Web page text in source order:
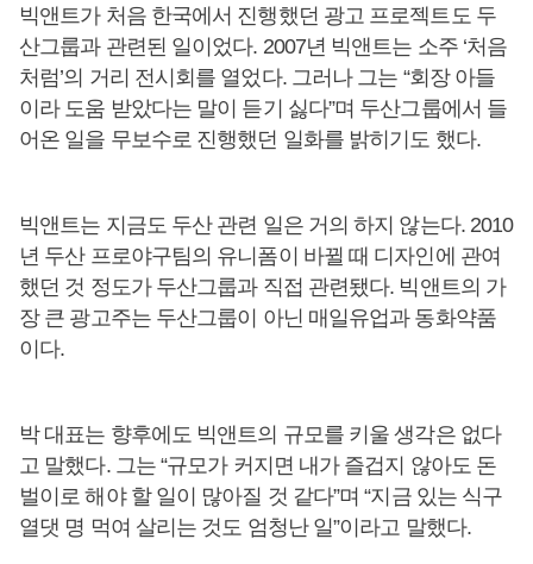
빅앤트가 처음 한국에서 진행했던 광고 프로젝트도 두
산그룹과 관련된 일이었다. 2007년 빅앤트는 소주 ‘처음
처럼’의 거리 전시회를 열었다. 그러나 그는 “회장 아들
이라 도움 받았다는 말이 듣기 싫다”며 두산그룹에서 들
어온 일을 무보수로 진행했던 일화를 밝히기도 했다.
빅앤트는 지금도 두산 관련 일은 거의 하지 않는다. 2010
년 두산 프로야구팀의 유니폼이 바뀔 때 디자인에 관여
했던 것 정도가 두산그룹과 직접 관련됐다. 빅앤트의 가
장 큰 광고주는 두산그룹이 아닌 매일유업과 동화약품
이다.
박 대표는 향후에도 빅앤트의 규모를 키울 생각은 없다
고 말했다. 그는 “규모가 커지면 내가 즐겁지 않아도 돈
벌이로 해야 할 일이 많아질 것 같다”며 “지금 있는 식구
열댓 명 먹여 살리는 것도 엄청난 일”이라고 말했다.